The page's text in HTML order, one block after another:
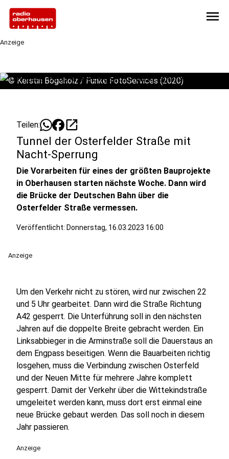
menu
Anzeige
© Kerstin Bögeholz / Funke FotoServices (2020)
Teilen: open_in_new
Tunnel der Osterfelder Straße mit
Nacht-Sperrung
Die Vorarbeiten für eines der größten Bauprojekte
in Oberhausen starten nächste Woche. Dann wird
die Brücke der Deutschen Bahn über die
Osterfelder Straße vermessen.
Veröffentlicht: Donnerstag, 16.03.2023 16:00
Anzeige
Um den Verkehr nicht zu stören, wird nur zwischen 22
und 5 Uhr gearbeitet. Dann wird die Straße Richtung
A42 gesperrt. Die Unterführung soll in den nächsten
Jahren auf die doppelte Breite gebracht werden. Ein
Linksabbieger in die Arminstraße soll die Dauerstaus an
dem Engpass beseitigen. Wenn die Bauarbeiten richtig
losgehen, muss die Verbindung zwischen Osterfeld
und der Neuen Mitte für mehrere Jahre komplett
gesperrt. Damit der Verkehr über die Wittekindstraße
umgeleitet werden kann, muss dort erst einmal eine
neue Brücke gebaut werden. Das soll noch in diesem
Jahr passieren.
Anzeige